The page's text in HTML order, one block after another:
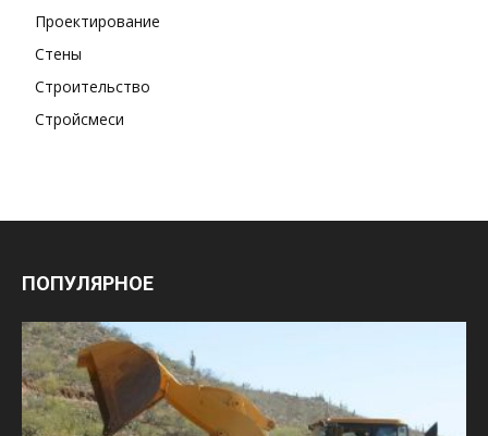
Проектирование
Стены
Строительство
Стройсмеси
ПОПУЛЯРНОЕ